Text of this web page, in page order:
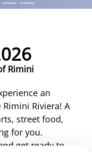
Rimini
an
Riviera! A
street food,
for you.
get ready to